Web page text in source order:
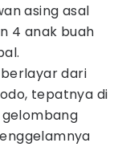
asing asal
4 anak buah
dari
tepatnya di